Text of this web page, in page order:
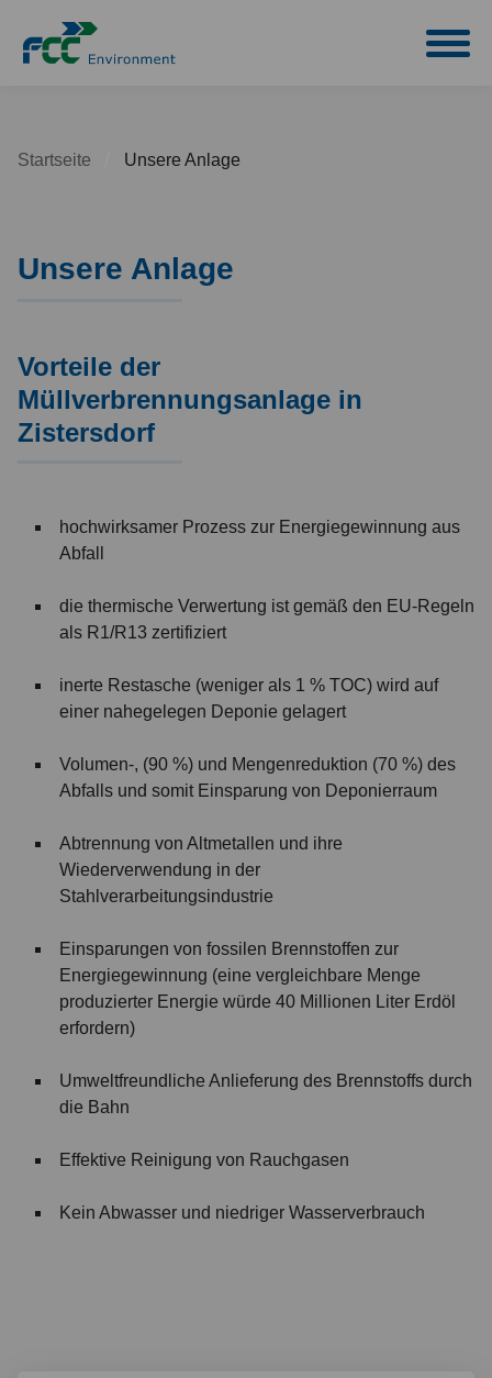
Startseite Unsere Anlage
Unsere Anlage
Vorteile der
Müllverbrennungsanlage in
Zistersdorf
hochwirksamer Prozess zur Energiegewinnung aus
Abfall
die thermische Verwertung ist gemäß den EU-Regeln
als R1/R13 zertifiziert
inerte Restasche (weniger als 1 % TOC) wird auf
einer nahegelegen Deponie gelagert
Volumen-, (90 %) und Mengenreduktion (70 %) des
Abfalls und somit Einsparung von Deponierraum
Abtrennung von Altmetallen und ihre
Wiederverwendung in der
Stahlverarbeitungsindustrie
Einsparungen von fossilen Brennstoffen zur
Energiegewinnung (eine vergleichbare Menge
produzierter Energie würde 40 Millionen Liter Erdöl
erfordern)
Umweltfreundliche Anlieferung des Brennstoffs durch
die Bahn
Effektive Reinigung von Rauchgasen
Kein Abwasser und niedriger Wasserverbrauch